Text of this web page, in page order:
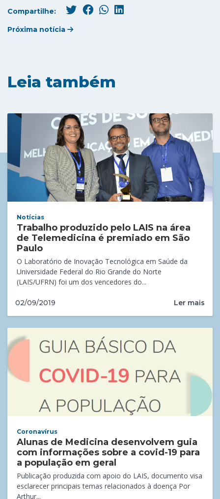
Compartilhe:
Próxima notícia
Leia também
Notícias
Trabalho produzido pelo LAIS na área
de Telemedicina é premiado em São
Paulo
O Laboratório de Inovação Tecnológica em Saúde da
Universidade Federal do Rio Grande do Norte
(LAIS/UFRN) foi um dos vencedores do...
02/09/2019 Ler mais
Coronavírus
Alunas de Medicina desenvolvem guia
com informações sobre a covid-19 para
a população em geral
Publicação produzida com apoio do LAIS, documento visa
esclarecer principais temas relacionados à doença Por
Arthur...